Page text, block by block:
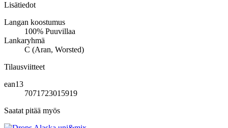
Lisätiedot
Langan koostumus
100% Puuvillaa
Lankaryhmä
C (Aran, Worsted)
Tilausviitteet
ean13
7071723015919
Saatat pitää myös